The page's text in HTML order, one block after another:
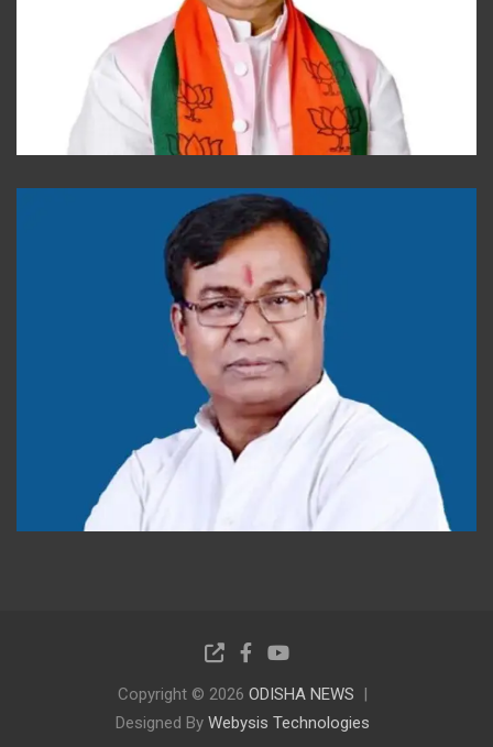
Copyright © 2026 ODISHA NEWS
Designed By Webysis Technologies